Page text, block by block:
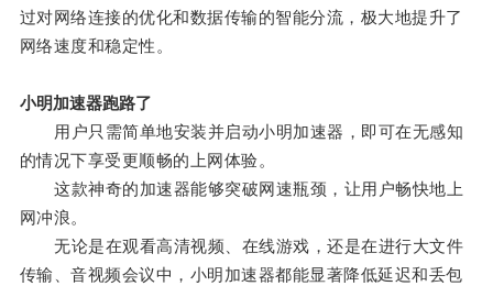
过对网络连接的优化和数据传输的智能分流，极大地提升了
网络速度和稳定性。
小明加速器跑路了
用户只需简单地安装并启动小明加速器，即可在无感知
的情况下享受更顺畅的上网体验。
这款神奇的加速器能够突破网速瓶颈，让用户畅快地上
网冲浪。
无论是在观看高清视频、在线游戏，还是在进行大文件
传输、音视频会议中，小明加速器都能显著降低延迟和丢包